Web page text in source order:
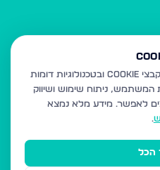
אתר רשות היחיד עושה שימוש בקבצי Cookie ובטכנולוגיות דומות
המשתמש, ניתוח שימוש ושיווק
לאפשר. מידע מלא נמצא
.
הכל